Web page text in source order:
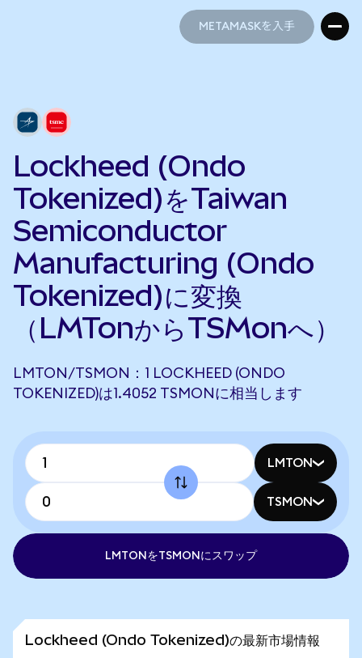
METAMASKを入手
Lockheed (Ondo
Tokenized)をTaiwan
Semiconductor
Manufacturing (Ondo
Tokenized)に変換
（LMTonからTSMonへ）
LMTON/TSMON：1 LOCKHEED (ONDO
TOKENIZED)は1.4052 TSMONに相当します
LMTON
TSMON
LMTONをTSMONにスワップ
Lockheed (Ondo Tokenized)の最新市場情報